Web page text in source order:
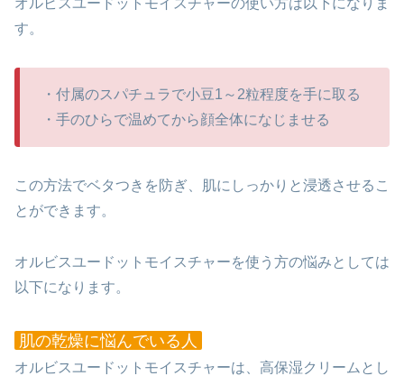
オルビスユードットモイスチャーの使い方は以下になりま
す。
・付属のスパチュラで小豆1～2粒程度を手に取る
・手のひらで温めてから顔全体になじませる
この方法でベタつきを防ぎ、肌にしっかりと浸透させるこ
とができます。
オルビスユードットモイスチャーを使う方の悩みとしては
以下になります。
肌の乾燥に悩んでいる人
オルビスユードットモイスチャーは、高保湿クリームとし